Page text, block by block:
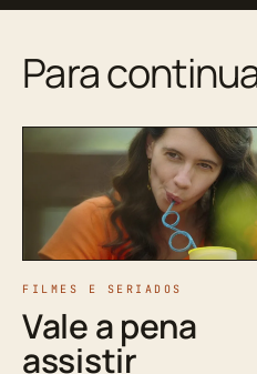
Para
FILMES E SERIADOS
Vale a pena
assistir